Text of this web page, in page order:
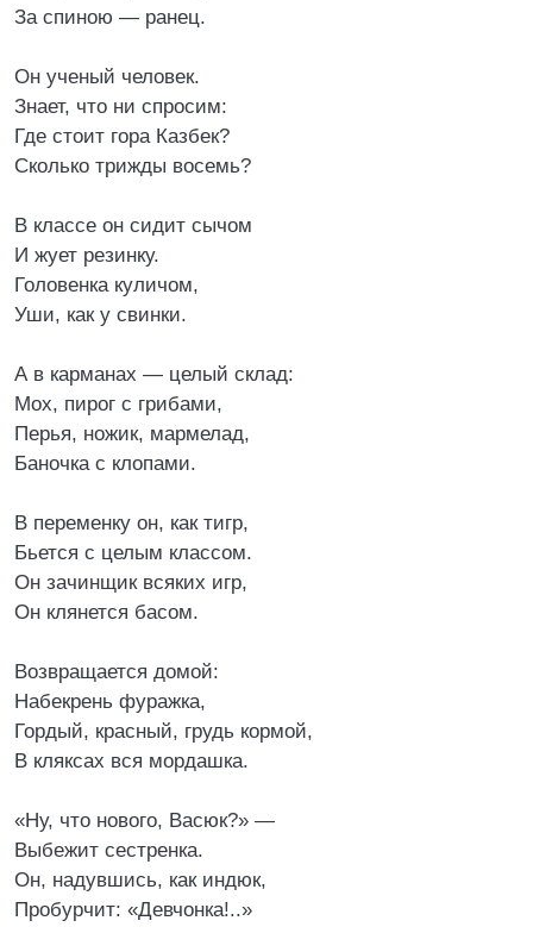
За спиною — ранец.
Он ученый человек.
Знает, что ни спросим:
Где стоит гора Казбек?
Сколько трижды восемь?
В классе он сидит сычом
И жует резинку.
Головенка куличом,
Уши, как у свинки.
А в карманах — целый склад:
Мох, пирог с грибами,
Перья, ножик, мармелад,
Баночка с клопами.
В переменку он, как тигр,
Бьется с целым классом.
Он зачинщик всяких игр,
Он клянется басом.
Возвращается домой:
Набекрень фуражка,
Гордый, красный, грудь кормой,
В кляксах вся мордашка.
«Ну, что нового, Васюк?» —
Выбежит сестренка.
Он, надувшись, как индюк,
Пробурчит: «Девчонка!..»